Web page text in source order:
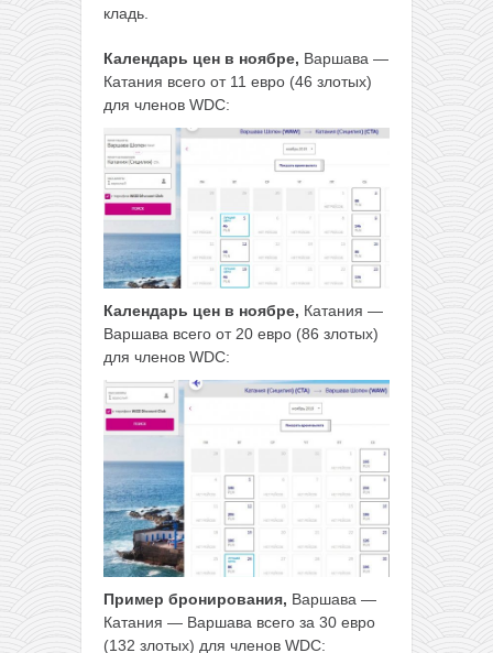
кладь.
Календарь цен в ноябре, Варшава —
Катания всего от 11 евро (46 злотых)
для членов WDC:
Календарь цен в ноябре, Катания —
Варшава всего от 20 евро (86 злотых)
для членов WDC:
Пример бронирования, Варшава —
Катания — Варшава всего за 30 евро
(132 злотых) для членов WDC: